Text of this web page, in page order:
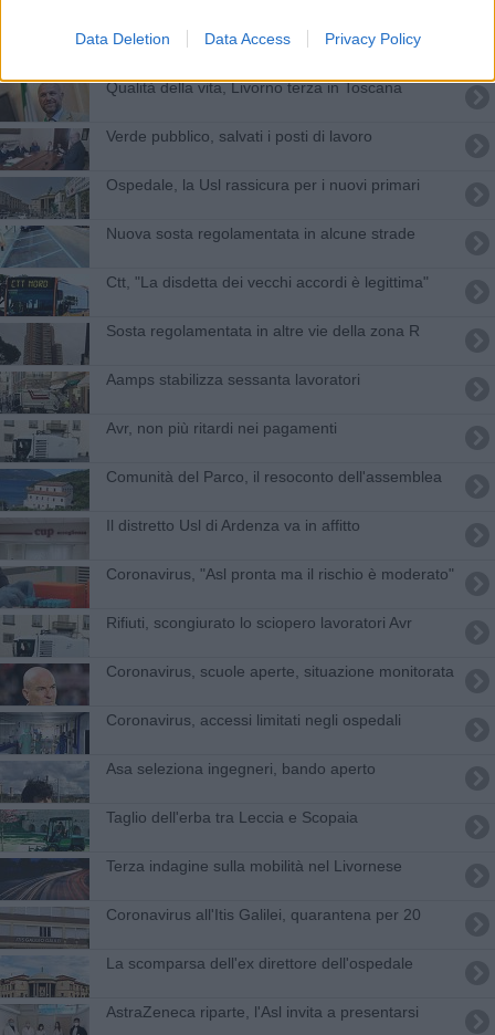
Data Deletion Data Access Privacy Policy
Alla Cassa il servizio di tesoreria della neo Usl
Qualità della vita, Livorno terza in Toscana
Verde pubblico, salvati i posti di lavoro
Ospedale, la Usl rassicura per i nuovi primari
Nuova sosta regolamentata in alcune strade
Ctt, "La disdetta dei vecchi accordi è legittima"
Sosta regolamentata in altre vie della zona R
Aamps stabilizza sessanta lavoratori
Avr, non più ritardi nei pagamenti
Comunità del Parco, il resoconto dell'assemblea
Il distretto Usl di Ardenza va in affitto
Coronavirus, "Asl pronta ma il rischio è moderato"
Rifiuti, scongiurato lo sciopero lavoratori Avr
Coronavirus, scuole aperte, situazione monitorata
Coronavirus, accessi limitati negli ospedali
Asa seleziona ingegneri, bando aperto
Taglio dell'erba tra Leccia e Scopaia
Terza indagine sulla mobilità nel Livornese
Coronavirus all'Itis Galilei, quarantena per 20
La scomparsa dell'ex direttore dell'ospedale
AstraZeneca riparte, l'Asl invita a presentarsi